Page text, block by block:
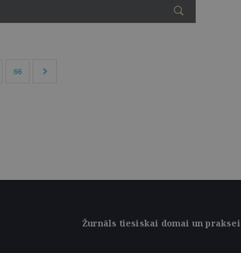
66
Žurnāls tiesiskai domai un praksei